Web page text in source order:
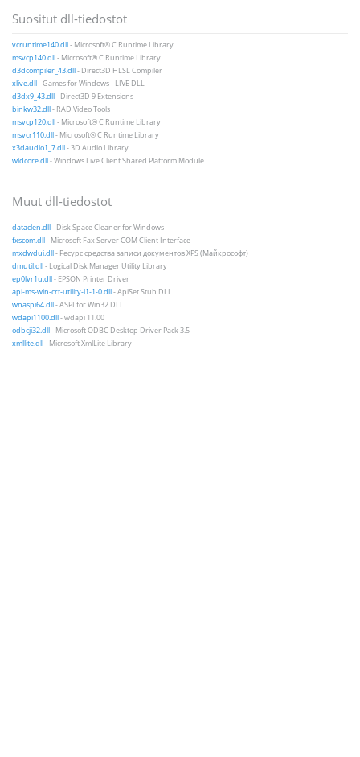
Suositut dll-tiedostot
vcruntime140.dll- Microsoft® C Runtime Library
msvcp140.dll- Microsoft® C Runtime Library
d3dcompiler_43.dll- Direct3D HLSL Compiler
xlive.dll- Games for Windows - LIVE DLL
d3dx9_43.dll- Direct3D 9 Extensions
binkw32.dll- RAD Video Tools
msvcp120.dll- Microsoft® C Runtime Library
msvcr110.dll- Microsoft® C Runtime Library
x3daudio1_7.dll- 3D Audio Library
wldcore.dll- Windows Live Client Shared Platform Module
Muut dll-tiedostot
dataclen.dll- Disk Space Cleaner for Windows
fxscom.dll- Microsoft Fax Server COM Client Interface
mxdwdui.dll- Ресурс средства записи документов XPS (Майкрософт)
dmutil.dll- Logical Disk Manager Utility Library
ep0lvr1u.dll- EPSON Printer Driver
api-ms-win-crt-utility-l1-1-0.dll- ApiSet Stub DLL
wnaspi64.dll- ASPI for Win32 DLL
wdapi1100.dll- wdapi 11.00
odbcji32.dll- Microsoft ODBC Desktop Driver Pack 3.5
xmllite.dll- Microsoft XmlLite Library